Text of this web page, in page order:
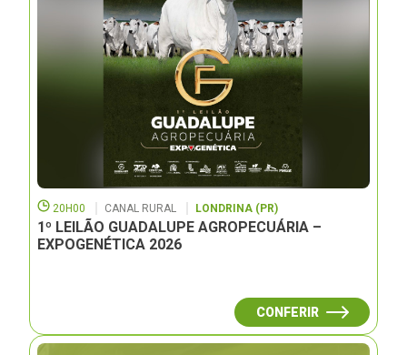
20H00 CANAL RURAL LONDRINA (PR)
1º LEILÃO GUADALUPE AGROPECUÁRIA –
EXPOGENÉTICA 2026
CONFERIR